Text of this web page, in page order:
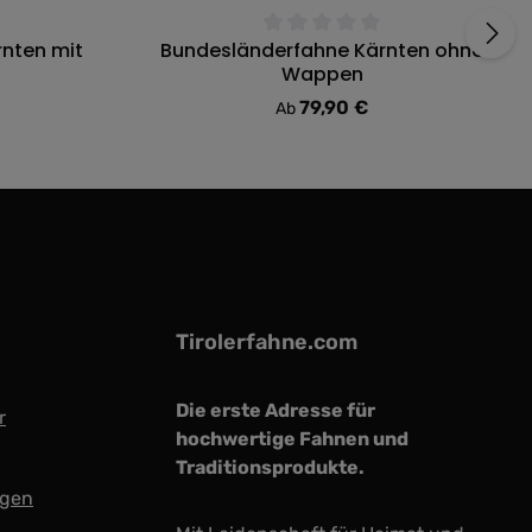
von 0 von 5 Sternen
mit
Durchschnittliche Bewertung von 0 von
Bundesländerfahne Kärnten ohne
Wappen
Regulärer Preis:
Ab79,90 €
Tirolerfahne.com
Die erste Adresse für
hochwertige Fahnen und
Traditionsprodukte.